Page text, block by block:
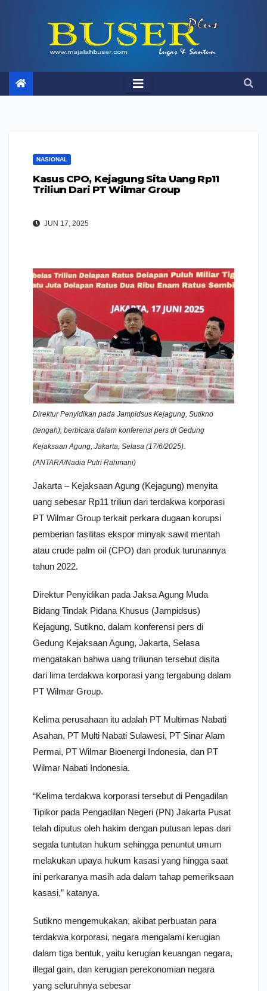
NASIONAL
Kasus CPO, Kejagung Sita Uang Rp11
Triliun Dari PT Wilmar Group
JUN 17, 2025
Direktur Penyidikan pada Jampidsus Kejagung, Sutikno
(tengah), berbicara dalam konferensi pers di Gedung
Kejaksaan Agung, Jakarta, Selasa (17/6/2025).
(ANTARA/Nadia Putri Rahmani)
Jakarta – Kejaksaan Agung (Kejagung) menyita
uang sebesar Rp11 triliun dari terdakwa korporasi
PT Wilmar Group terkait perkara dugaan korupsi
pemberian fasilitas ekspor minyak sawit mentah
atau crude palm oil (CPO) dan produk turunannya
tahun 2022.
Direktur Penyidikan pada Jaksa Agung Muda
Bidang Tindak Pidana Khusus (Jampidsus)
Kejagung, Sutikno, dalam konferensi pers di
Gedung Kejaksaan Agung, Jakarta, Selasa
mengatakan bahwa uang triliunan tersebut disita
dari lima terdakwa korporasi yang tergabung dalam
PT Wilmar Group.
Kelima perusahaan itu adalah PT Multimas Nabati
Asahan, PT Multi Nabati Sulawesi, PT Sinar Alam
Permai, PT Wilmar Bioenergi Indonesia, dan PT
Wilmar Nabati Indonesia.
“Kelima terdakwa korporasi tersebut di Pengadilan
Tipikor pada Pengadilan Negeri (PN) Jakarta Pusat
telah diputus oleh hakim dengan putusan lepas dari
segala tuntutan hukum sehingga penuntut umum
melakukan upaya hukum kasasi yang hingga saat
ini perkaranya masih ada dalam tahap pemeriksaan
kasasi,” katanya.
Sutikno mengemukakan, akibat perbuatan para
terdakwa korporasi, negara mengalami kerugian
dalam tiga bentuk, yaitu kerugian keuangan negara,
illegal gain, dan kerugian perekonomian negara
yang seluruhnya sebesar